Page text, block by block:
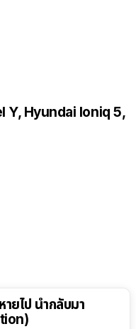
Y, Hyundai Ioniq 5,
ยไป นำกลับมา